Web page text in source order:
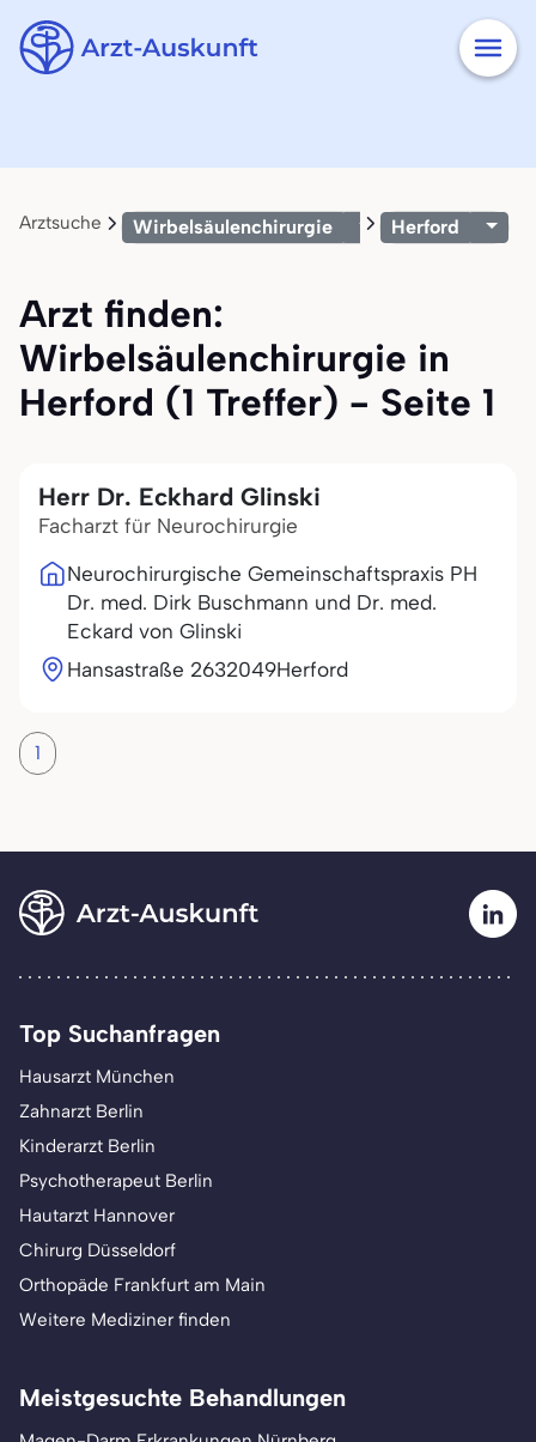
Arztsuche Wirbelsäulenchirurgie Herford
Arzt finden:
Wirbelsäulenchirurgie in
Herford (1 Treffer) - Seite 1
Herr Dr. Eckhard Glinski
Facharzt für Neurochirurgie
Neurochirurgische Gemeinschaftspraxis PH
Dr. med. Dirk Buschmann und Dr. med.
Eckard von Glinski
Hansastraße 2632049Herford
1
Top Suchanfragen
Hausarzt München
Zahnarzt Berlin
Kinderarzt Berlin
Psychotherapeut Berlin
Hautarzt Hannover
Chirurg Düsseldorf
Orthopäde Frankfurt am Main
Weitere Mediziner finden
Meistgesuchte Behandlungen